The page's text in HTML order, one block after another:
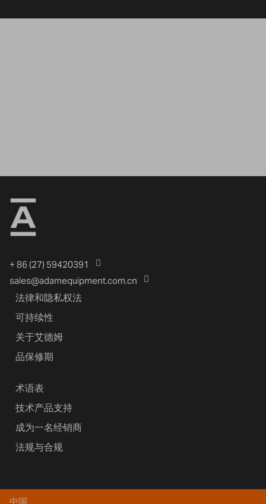
+ 86 (27) 59420391
sales@adamequipment.com.cn
法律和隐私权法
可持续性
关于艾德姆
品保修期
术语表
技术产品支持
成为一名经销商
法规与合规
中国